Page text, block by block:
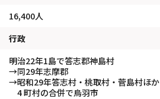
16,400人
行政
明治22年1島で答志郡神島村
→同29年志摩郡
→昭和29年答志村・桃取村・菅島村ほか
4 町村の合併で烏羽市